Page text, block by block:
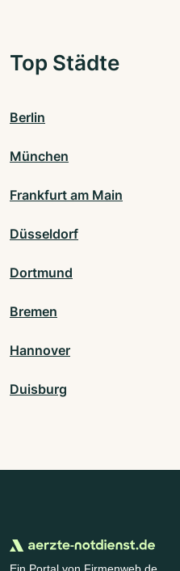
Top Städte
Berlin
München
Frankfurt am Main
Düsseldorf
Dortmund
Bremen
Hannover
Duisburg